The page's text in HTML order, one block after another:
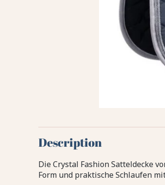
Description
Die Crystal Fashion Satteldecke
Form und praktische Schlaufen